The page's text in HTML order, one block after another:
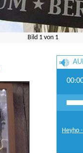
Bild 1 von 1
Heyho